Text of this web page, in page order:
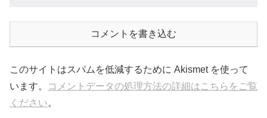
コメントを書き込む
このサイトはスパムを低減するために Akismet を使って
います。
コメントデータの処理方法の詳細はこちらをご覧
ください。